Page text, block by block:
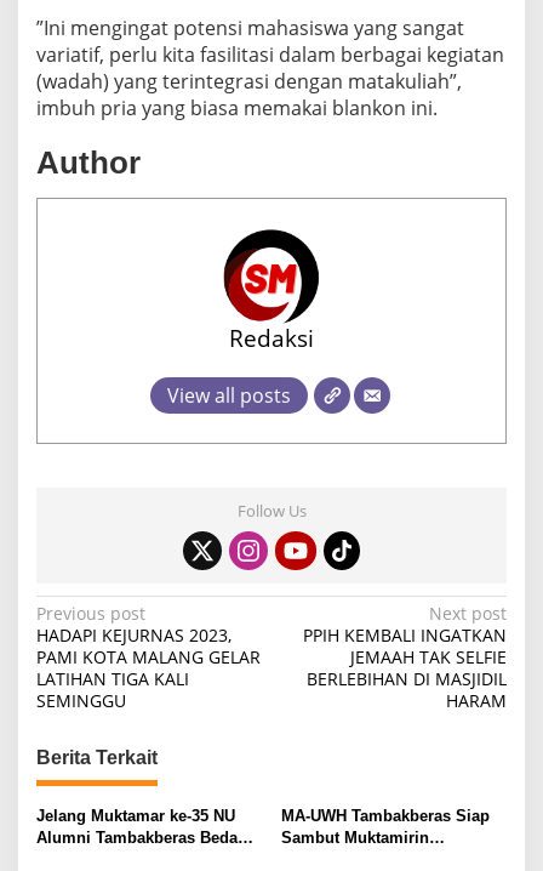
”Ini mengingat potensi mahasiswa yang sangat
variatif, perlu kita fasilitasi dalam berbagai kegiatan
(wadah) yang terintegrasi dengan matakuliah”,
imbuh pria yang biasa memakai blankon ini.
Author
Redaksi
View all posts
Follow Us
P
o
s
n
a
v
Previous post
HADAPI KEJURNAS 2023,
PAMI KOTA MALANG GELAR
LATIHAN TIGA KALI
SEMINGGU
Next post
PPIH KEMBALI INGATKAN
JEMAAH TAK SELFIE
BERLEBIHAN DI MASJIDIL
HARAM
Berita Terkait
Jelang Muktamar ke-35 NU
Alumni Tambakberas Bedah
MA-UWH Tambakberas Siap
Sambut Muktamirin